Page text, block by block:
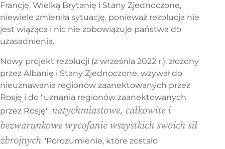
Francję, Wielką Brytanię i Stany Zjednoczone,
niewiele zmieniła sytuację, ponieważ rezolucja nie
jest wiążąca i nic nie zobowiązuje państwa do
uzasadnienia.
Nowy projekt rezolucji (z września 2022 r.), złożony
przez Albanię i Stany Zjednoczone, wzywał do
nieuznawania regionów zaanektowanych przez
Rosję i do "uznania regionów zaanektowanych
przez Rosję". natychmiastowe, całkowite i
bezwarunkowe wycofanie wszystkich swoich sił
zbrojnych "Porozumienie, które zostało